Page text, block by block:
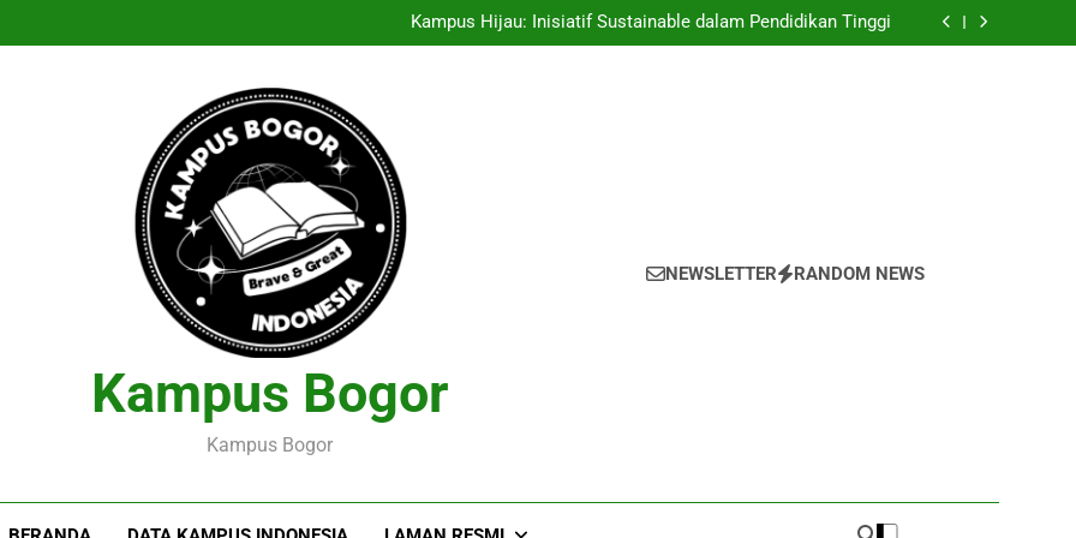
Universitas
Kampus Hijau: Inisiatif Sustainable dalam Pendidikan Tinggi
Menciptakan Dasar Data Mahasiswa yang untuk Kemajuan Akademik
Entrepreneurship Pelajar: Menyulap Gagasan Sebagai Inovasi Signifikan di
Menciptakan Dasar Data Mahasiswa yang untuk Kemajuan Akademik
Pelaksanaan Agroekoteknologi untuk Melestarikan Tumbuhan serta Hewan
Kampus Bogor
Kampus Bogor
NEWSLETTER RANDOM NEWS